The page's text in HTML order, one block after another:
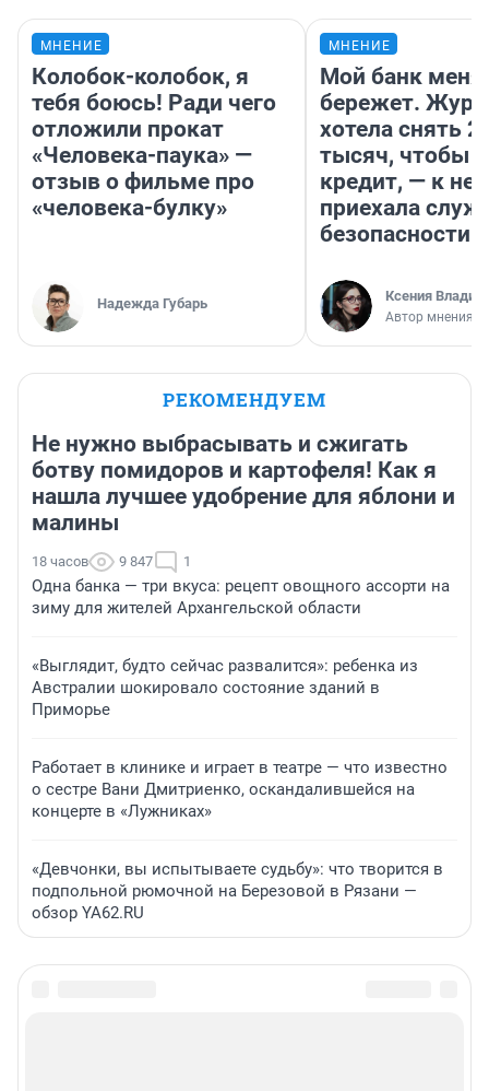
МНЕНИЕ
Колобок-колобок, я
тебя боюсь! Ради чего
отложили прокат
«Человека-паука» —
отзыв о фильме про
«человека-булку»
Надежда Губарь
МНЕНИЕ
Мой банк меня
бережет.
хотела снять
тысяч, чтобы
кредит, — к
приехала
безопасности
Ксения
Автор мнения
РЕКОМЕНДУЕМ
Не нужно выбрасывать и сжигать
ботву помидоров и картофеля! Как я
нашла лучшее удобрение для яблони и
малины
18 часов 9 847 1
Одна банка — три вкуса: рецепт овощного ассорти на
зиму для жителей Архангельской области
«Выглядит, будто сейчас развалится»: ребенка из
Австралии шокировало состояние зданий в
Приморье
Работает в клинике и играет в театре — что известно
о сестре Вани Дмитриенко, оскандалившейся на
концерте в «Лужниках»
«Девчонки, вы испытываете судьбу»: что творится в
подпольной рюмочной на Березовой в Рязани —
обзор YA62.RU